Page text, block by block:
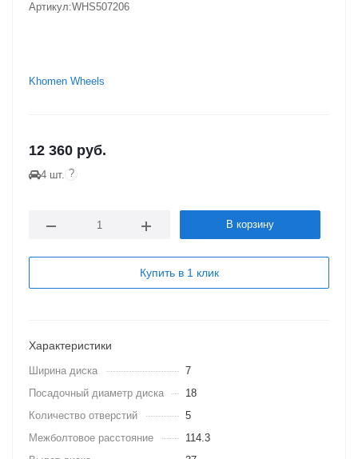
Артикул:WHS507206
Khomen Wheels
12 360 руб.
4 шт. ?
В корзину
Купить в 1 клик
Характеристики
Ширина диска
7
Посадочный диаметр диска
18
Количество отверстий
5
Межболтовое расстояние
114.3